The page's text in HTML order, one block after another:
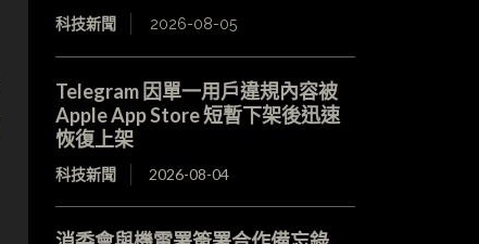
科技新聞 2026-08-05
Telegram 因單一用戶違規內容被
Apple App Store 短暫下架後迅速
恢復上架
科技新聞 2026-08-04